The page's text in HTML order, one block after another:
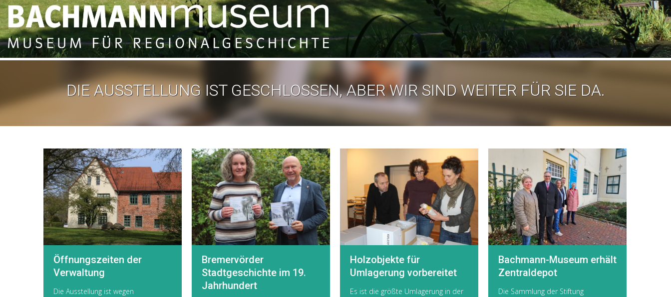
DIE AUSSTELLUNG IST GESCHLOSSEN, ABER WIR SIND WEITER FÜR SIE DA.
Öffnungszeiten der
Verwaltung
Die Ausstellung ist wegen
Bremervörder
Stadtgeschichte im 19.
Jahrhundert
Holzobjekte für
Umlagerung vorbereitet
Es ist die größte Umlagerung in der
Bachmann-Museum erhält
Zentraldepot
Die Sammlung der Stiftung